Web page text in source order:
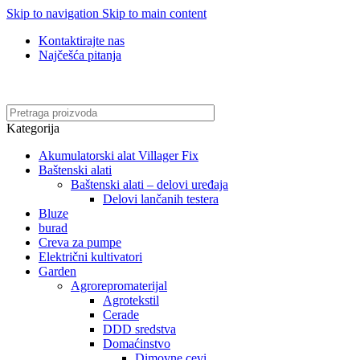
Skip to navigation Skip to main content
Kontaktirajte nas
Najčešća pitanja
Kategorija
Akumulatorski alat Villager Fix
Baštenski alati
Baštenski alati – delovi uređaja
Delovi lančanih testera
Bluze
burad
Creva za pumpe
Električni kultivatori
Garden
Agrorepromaterijal
Agrotekstil
Cerade
DDD sredstva
Domaćinstvo